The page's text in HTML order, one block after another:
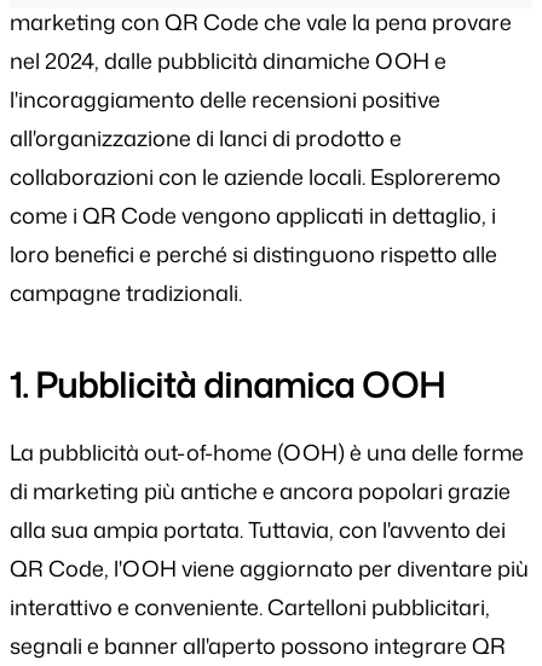
marketing con QR Code che vale la pena provare
nel 2024, dalle pubblicità dinamiche OOH e
l'incoraggiamento delle recensioni positive
all'organizzazione di lanci di prodotto e
collaborazioni con le aziende locali. Esploreremo
come i QR Code vengono applicati in dettaglio, i
loro benefici e perché si distinguono rispetto alle
campagne tradizionali.
1. Pubblicità dinamica OOH
La pubblicità out-of-home (OOH) è una delle forme
di marketing più antiche e ancora popolari grazie
alla sua ampia portata. Tuttavia, con l'avvento dei
QR Code, l'OOH viene aggiornato per diventare più
interattivo e conveniente. Cartelloni pubblicitari,
segnali e banner all'aperto possono integrare QR